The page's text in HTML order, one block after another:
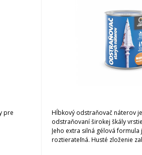
pre
Hĺbkový odstraňovač náterov
odstraňovaní širokej škály
Jeho extra silná gélová formula
roztierateľná. Husté zloženie